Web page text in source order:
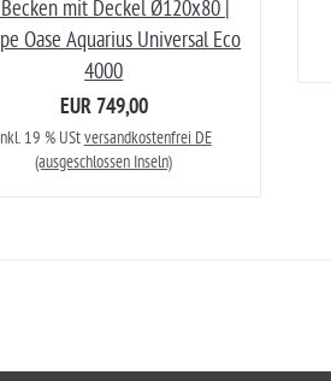
Becken mit Deckel Ø120x80 |
Oase Aquarius Universal Eco
4000
EUR 749,00
19 % UStversandkostenfrei DE
(ausgeschlossen Inseln)